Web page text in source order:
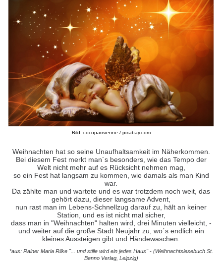
Bild: cocoparisienne / pixabay.com
Weihnachten hat so seine Unaufhaltsamkeit im Näherkommen.
Bei diesem Fest merkt man´s besonders, wie das Tempo der
Welt nicht mehr auf es Rücksicht nehmen mag,
so ein Fest hat langsam zu kommen, wie damals als man Kind
war.
Da zählte man und wartete und es war trotzdem noch weit, das
gehört dazu, dieser langsame Advent,
nun rast man im Lebens-Schnellzug darauf zu, hält an keiner
Station, und es ist nicht mal sicher,
dass man in "Weihnachten" halten wird, drei Minuten vielleicht, -
und weiter auf die große Stadt Neujahr zu, wo´s endlich ein
kleines Aussteigen gibt und Händewaschen.
*aus: Rainer Maria Rilke "... und stille wird ein jedes Haus" - (Weihnachtslesebuch St.
Benno Verlag, Leipzig)